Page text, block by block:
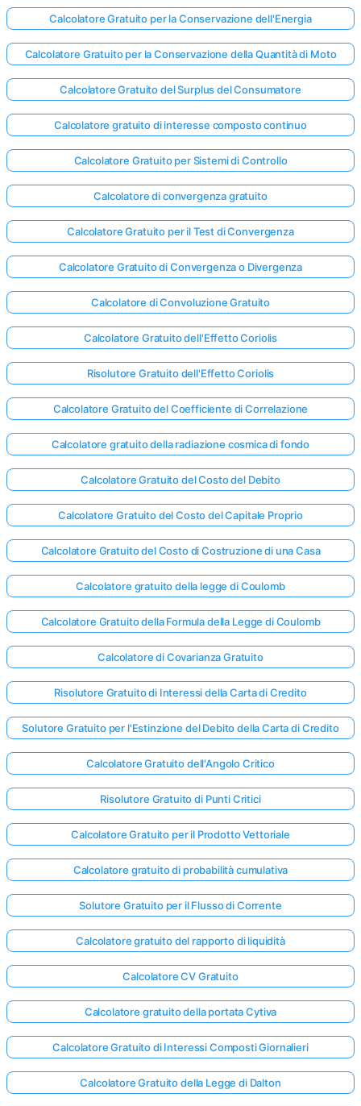
Calcolatore Gratuito per la Conservazione dell'Energia
Calcolatore Gratuito per la Conservazione della Quantità di Moto
Calcolatore Gratuito del Surplus del Consumatore
Calcolatore gratuito di interesse composto continuo
Calcolatore Gratuito per Sistemi di Controllo
Calcolatore di convergenza gratuito
Calcolatore Gratuito per il Test di Convergenza
Calcolatore Gratuito di Convergenza o Divergenza
Calcolatore di Convoluzione Gratuito
Calcolatore Gratuito dell'Effetto Coriolis
Risolutore Gratuito dell'Effetto Coriolis
Calcolatore Gratuito del Coefficiente di Correlazione
Calcolatore gratuito della radiazione cosmica di fondo
Calcolatore Gratuito del Costo del Debito
Calcolatore Gratuito del Costo del Capitale Proprio
Calcolatore Gratuito del Costo di Costruzione di una Casa
Calcolatore gratuito della legge di Coulomb
Calcolatore Gratuito della Formula della Legge di Coulomb
Calcolatore di Covarianza Gratuito
Risolutore Gratuito di Interessi della Carta di Credito
Solutore Gratuito per l'Estinzione del Debito della Carta di Credito
Calcolatore Gratuito dell'Angolo Critico
Risolutore Gratuito di Punti Critici
Calcolatore Gratuito per il Prodotto Vettoriale
Calcolatore gratuito di probabilità cumulativa
Solutore Gratuito per il Flusso di Corrente
Calcolatore gratuito del rapporto di liquidità
Calcolatore CV Gratuito
Calcolatore gratuito della portata Cytiva
Calcolatore Gratuito di Interessi Composti Giornalieri
Calcolatore Gratuito della Legge di Dalton